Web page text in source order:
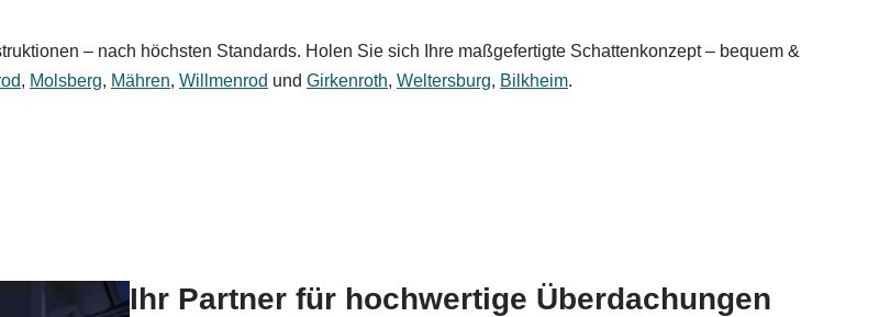
– nach höchsten Standards. Holen Sie sich Ihre maßgefertigte Schattenkonzept – bequem &
, Molsberg, Mähren, Willmenrod und Girkenroth, Weltersburg, Bilkheim.
Ihr Partner für hochwertige Überdachungen